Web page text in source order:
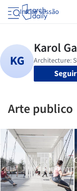
Iniciar sessão
Seguir
Arte publico